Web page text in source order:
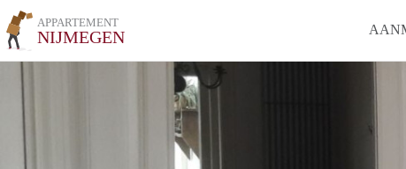
APPARTEMENT
NIJMEGEN